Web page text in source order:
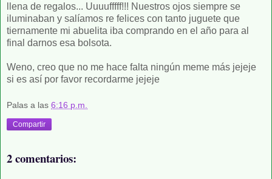
llena de regalos... Uuuufffff!!! Nuestros ojos siempre se
iluminaban y salíamos re felices con tanto juguete que
tiernamente mi abuelita iba comprando en el año para al
final darnos esa bolsota.
Weno, creo que no me hace falta ningún meme más jejeje
si es así por favor recordarme jejeje
Palas a las 6:16 p.m.
Compartir
2 comentarios: